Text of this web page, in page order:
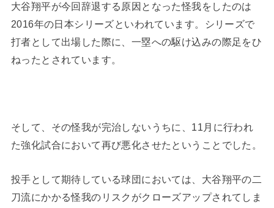
大谷翔平が今回辞退する原因となった怪我をしたのは
2016年の日本シリーズといわれています。シリーズで
打者として出場した際に、一塁への駆け込みの際足をひ
ねったとされています。
そして、その怪我が完治しないうちに、11月に行われ
た強化試合において再び悪化させたということでした。
投手として期待している球団においては、大谷翔平の二
刀流にかかる怪我のリスクがクローズアップされてしま